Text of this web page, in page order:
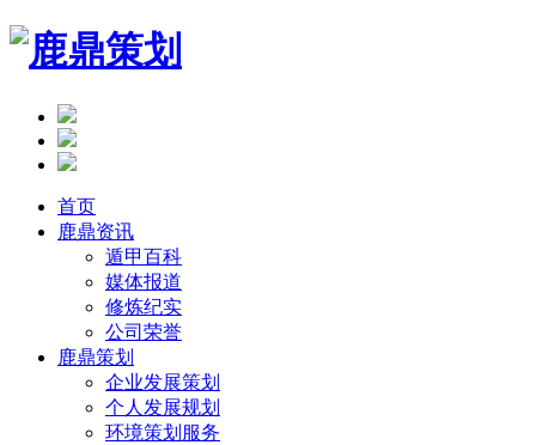
首页
鹿鼎资讯
遁甲百科
媒体报道
修炼纪实
公司荣誉
鹿鼎策划
企业发展策划
个人发展规划
环境策划服务